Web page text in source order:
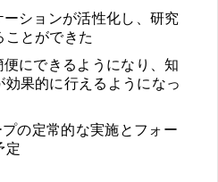
ションが活性化し、研究
ことができた
にできるようになり、知
果的に行えるようになっ
の定常的な実施とフォー
定